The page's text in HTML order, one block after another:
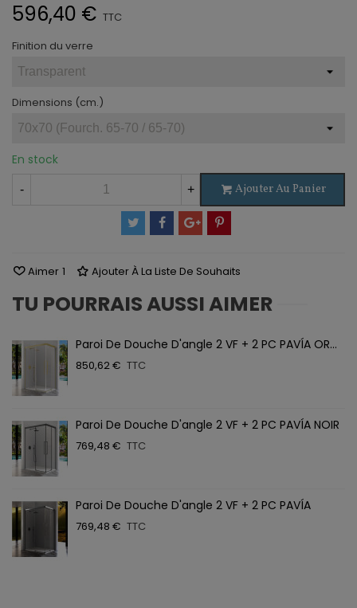
596,40 € TTC
Finition du verre
Dimensions (cm.)
En stock
- + Ajouter Au Panier
Aimer 1 Ajouter À La Liste De Souhaits
TU POURRAIS AUSSI AIMER
Paroi De Douche D'angle 2 VF + 2 PC PAVÍA OR...
850,62 € TTC
Paroi De Douche D'angle 2 VF + 2 PC PAVÍA NOIR
769,48 € TTC
Paroi De Douche D'angle 2 VF + 2 PC PAVÍA
769,48 € TTC